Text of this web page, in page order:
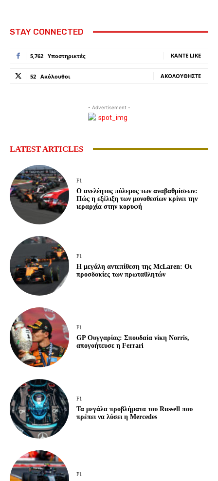
STAY CONNECTED
5,762 Υποστηρικτές ΚΆΝΤΕ LIKE
52 Ακόλουθοι ΑΚΟΛΟΥΘΉΣΤΕ
- Advertisement -
LATEST ARTICLES
F1
Ο ανελέητος πόλεμος των αναβαθμίσεων:
Πώς η εξέλιξη των μονοθεσίων κρίνει την
ιεραρχία στην κορυφή
F1
Η μεγάλη αντεπίθεση της McLaren: Οι
προσδοκίες των πρωταθλητών
F1
GP Ουγγαρίας: Σπουδαία νίκη Norris,
απογοήτευσε η Ferrari
F1
Τα μεγάλα προβλήματα του Russell που
πρέπει να λύσει η Mercedes
F1